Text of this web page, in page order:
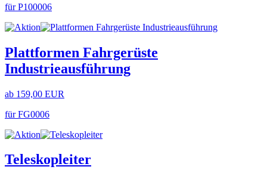
für P100006
Plattformen Fahrgerüste
Industrieausführung
ab 159,00 EUR
für FG0006
Teleskopleiter